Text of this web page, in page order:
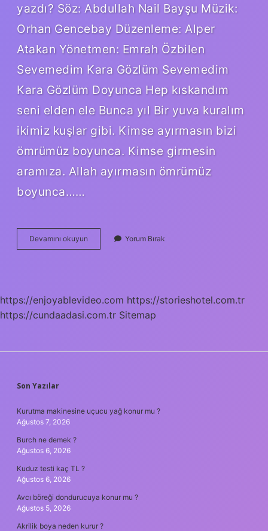
yazdı? Söz: Abdullah Nail Bayşu Müzik:
Orhan Gencebay Düzenleme: Alper
Atakan Yönetmen: Emrah Özbilen
Sevemedim Kara Gözlüm Sevemedim
Kara Gözlüm Doyunca Hep kıskandım
seni elden ele Bunca yıl Bir yuva kuralım
ikimiz kuşlar gibi. Kimse ayırmasın bizi
ömrümüz boyunca. Kimse girmesin
aramıza. Allah ayırmasın ömrümüz
boyunca……
Devamını okuyun
Gözlüm
Yorum Bırak
https://enjoyablevideo.com https://storieshotel.com.tr
https://cundaadasi.com.tr Sitemap
SIDEBAR
Son Yazılar
Kurutma makinesine uçucu yağ konur mu ?
Ağustos 7, 2026
Burch ne demek ?
Ağustos 6, 2026
Kuduz testi kaç TL ?
Ağustos 6, 2026
Avcı böreği dondurucuya konur mu ?
Ağustos 5, 2026
Akrilik boya neden kurur ?